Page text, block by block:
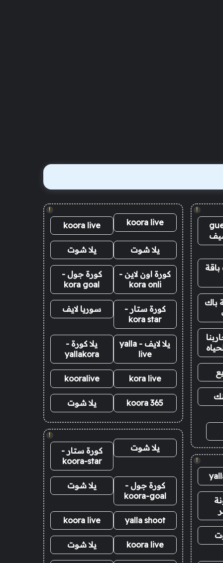
!
باك
!
!
koora live
koora live
يلا شوت يلا شوت
كورة اون لاين -
kora onli
كورة جول -
kora goal
كورة ستار -
kora star
سوريا لايف
يلا لايف - yalla
live
يلا كورة -
yallakora
kora live
kooralive
koora 365 يلا شوت
!
يلا شوت
كورة ستار -
koora-star
كورة جول -
koora-goal
يلا شوت
yalla shoot
koora live
koora live يلا شوت